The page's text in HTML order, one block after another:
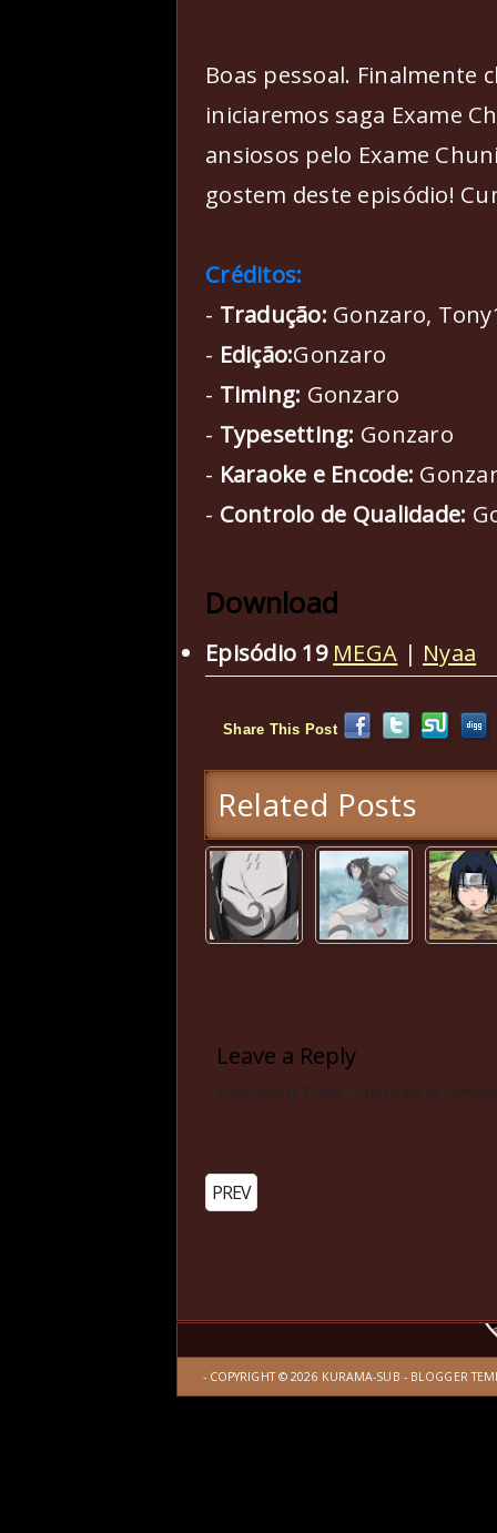
Boas pessoal. Finalmente
iniciaremos saga Exame
ansiosos pelo Exame
gostem deste episódio!
Créditos:
- Tradução: Gonzaro,
- Edição:Gonzaro
- Timing: Gonzaro
- Typesetting: Gonzaro
- Karaoke e Encode:
- Controlo de Qualidade:
Download
Episódio 19 MEGA | Nyaa
Share This Post
Related Posts
Leave a Reply
Subscribe to Posts Subscribe to
PREV
- COPYRIGHT ©2026 KURAMA-SUB - BLOGGER